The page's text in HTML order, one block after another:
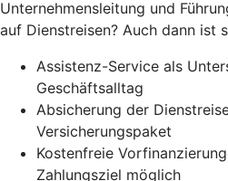
Unternehmensleitung und
auf Dienstreisen? Auch dann ist
Assistenz-Service als
Geschäftsalltag
Absicherung der
Versicherungspaket
Kostenfreie
Zahlungsziel möglich